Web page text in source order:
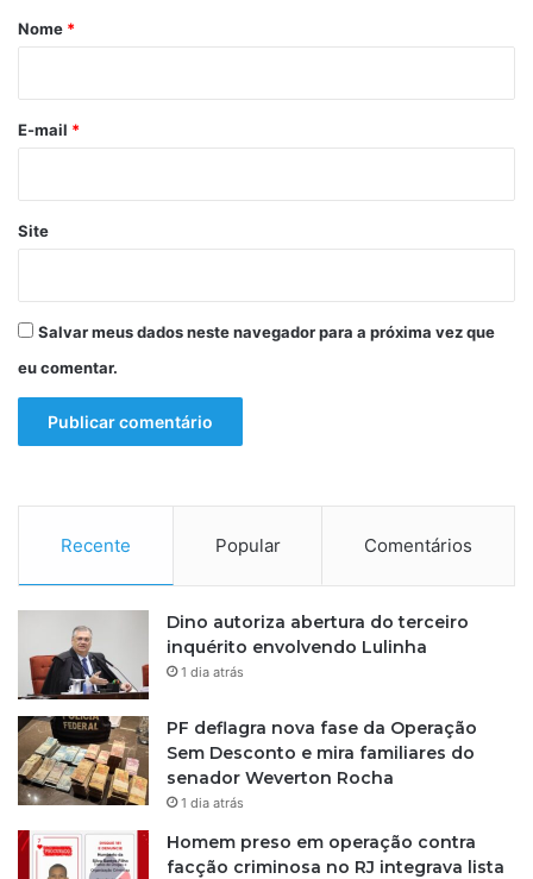
r
*
Nome *
E-mail *
Site
Salvar meus dados neste navegador para a próxima vez que
eu comentar.
Recente Popular Comentários
Dino autoriza abertura do terceiro
inquérito envolvendo Lulinha
1 dia atrás
PF deflagra nova fase da Operação
Sem Desconto e mira familiares do
senador Weverton Rocha
1 dia atrás
Homem preso em operação contra
facção criminosa no RJ integrava lista